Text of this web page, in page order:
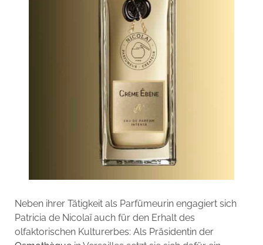
Neben ihrer Tätigkeit als Parfümeurin engagiert sich
Patricia de Nicolaï auch für den Erhalt des
olfaktorischen Kulturerbes: Als Präsidentin der